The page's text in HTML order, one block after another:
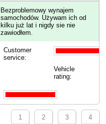
Bezproblemowy wynajem
samochodów. Używam ich od
kilku już lat i nigdy sie nie
zawiodłem.
Customer
service:
Vehicle
rating:
1 2 3 4